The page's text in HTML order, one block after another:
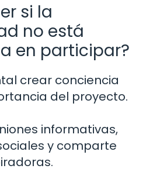
si la
no está
en participar?
crear conciencia
del proyecto.
informativas,
y comparte